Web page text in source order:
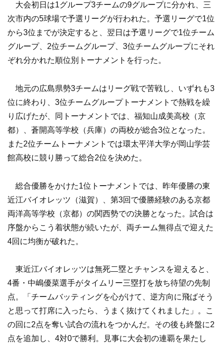
大会初日は1グループ3チームの9グループに分かれ、三
次市内の5球場で予選リーグが行われた。予選リーグで1位
から3位までが決定すると、翌日は予選リーグで1位チーム
グループ、2位チームグループ、3位チームグループにそれ
ぞれ分かれた順位別トーナメントを行った。
地元の広島県勢3チームはリーグ戦で苦戦し、いずれも3
位に終わり、3位チームグループトーナメントで熱戦を繰
り広げたが、同トーナメントでは、福知山成美高校（京
都）、蒼開高等学校（兵庫）の両校が総合3位となった。
また2位チームトーナメントでは環太平洋大学が岡山学芸
館高校に競り勝って総合2位を決めた。
総合優勝をかけた1位トーナメントでは、昨年優勝の東
近江バイオレッツ（滋賀）、第3回で優勝経験のある京都
両洋高等学校（京都）の関西勢での決勝となった。試合は
序盤からこう着状態が続いたが、両チーム無得点で迎えた
4回に均衡が破れた。
東近江バイオレッツは無死二塁とチャンスを迎えると、
4番・中嶋優菜選手がタイムリー三塁打を放ち待望の先制
点。「チームバッティングを心がけて、逆方向に飛ばそう
と思って打席に入ったら、うまく抜けてくれました」。こ
の回に2点を奪い試合の流れをつかんだ。その後も終盤に2
点を追加し、4対0で勝利。見事に大会初の連覇を果たし